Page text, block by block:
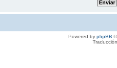
Powered by phpBB